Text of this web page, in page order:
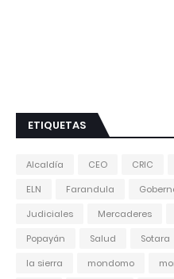
ETIQUETAS
Alcaldía CEO CRIC
ELN
Farandula
Judiciales
Mercaderes
Popayán
Salud Sotara
la sierra
mondomo